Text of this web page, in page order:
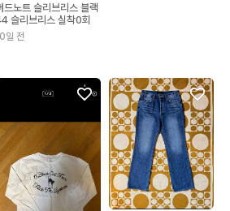
드노트 슬리브리스 블랙
슬리브리스 실착0회
일 전